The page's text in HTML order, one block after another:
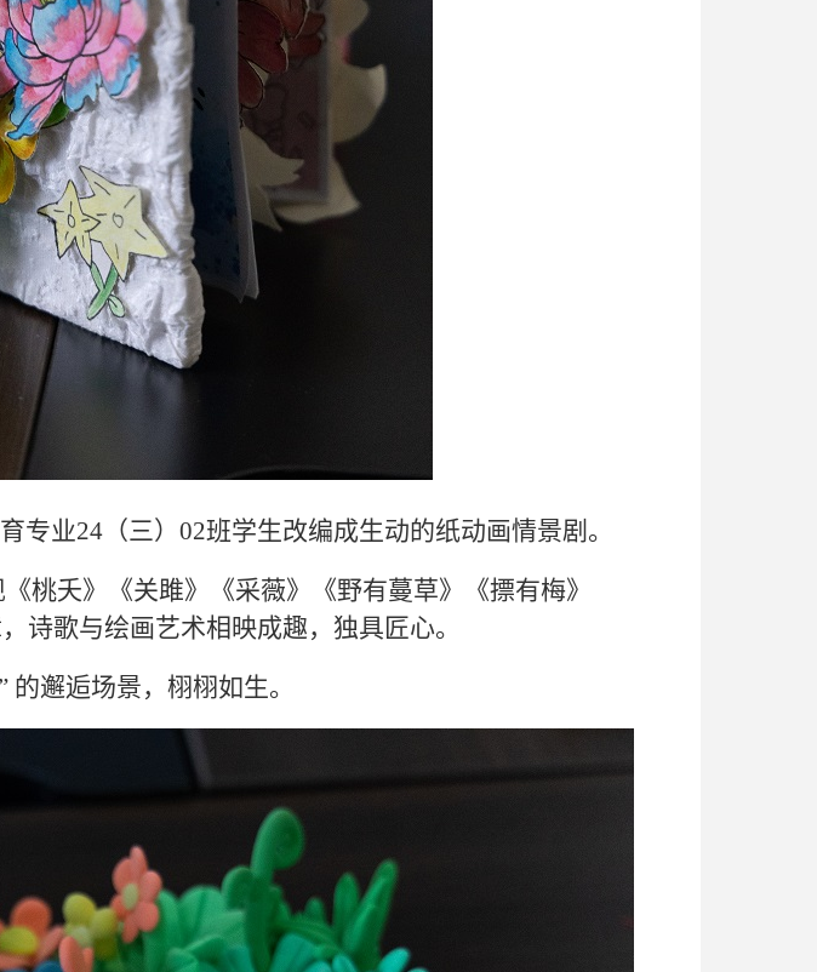
专业24（三）02班学生改编成生动的纸动画情景剧 。
桃夭》《关雎》《采薇》《野有蔓草》《摽有梅》
诗歌与绘画艺术相映成趣，独具匠心。
” 的邂逅场景， 栩栩如生。